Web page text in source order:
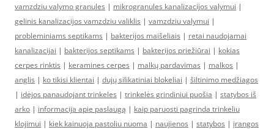
vamzdziu valymo granules | mikrogranules kanalizacijos valymui |
gelinis kanalizacijos vamzdziu valiklis | vamzdziu valymui |
probleminiams septikams | bakterijos maišeliais | retai naudojamai
kanalizacijai | bakterijos septikams | bakterijos priežiūrai | kokias
cerpes rinktis | keramines cerpes | malkų pardavimas | malkos |
anglis | ko tikisi klientai | dujų silikatiniai blokeliai | šiltinimo medžiagos
| idėjos panaudojant trinkeles | trinkelės grindiniui puošia | statybos iš
arko | informacija apie paslaugą | kaip paruosti pagrinda trinkeliu
klojimui | kiek kainuoja pastoliu nuoma | naujienos | statybos | įrangos